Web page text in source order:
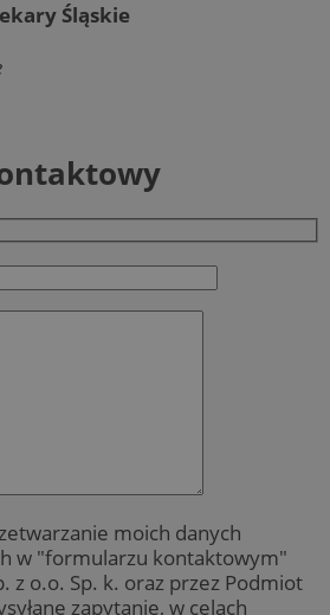
Śląskie
moich danych
w "formularzu kontaktowym"
z o.o. Sp. k. oraz przez Podmiot
zapytanie, w celach